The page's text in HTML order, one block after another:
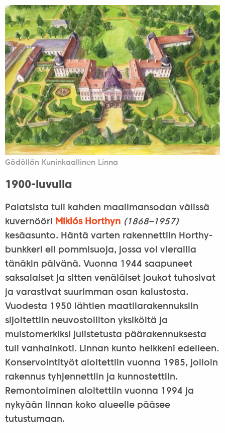
Gödöllőn Kuninkaallinen Linna
1900-luvulla
Palatsista tuli kahden maailmansodan välissä
kuvernööri
Miklós Horthyn (1868–1957)
kesäasunto. Häntä varten rakennettiin Horthy-
bunkkeri eli pommisuoja, jossa voi vierailla
tänäkin päivänä. Vuonna 1944 saapuneet
saksalaiset ja sitten venäläiset joukot tuhosivat
ja varastivat suurimman osan kalustosta.
Vuodesta 1950 lähtien maatilarakennuksiin
sijoitettiin neuvostoliiton yksiköitä ja
muistomerkiksi julistetusta päärakennuksesta
tuli vanhainkoti. Linnan kunto heikkeni edelleen.
Konservointityöt aloitettiin vuonna 1985, jolloin
rakennus tyhjennettiin ja kunnostettiin.
Remontoiminen aloitettiin vuonna 1994 ja
nykyään linnan koko alueelle pääsee
tutustumaan.